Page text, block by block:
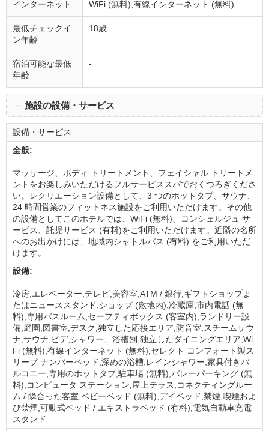
インターネット WiFi (無料),有線インターネット (無料)
最低チェックイ
ン年齢
18歳
宿泊可能な最低
年齢
-
－ 施設の設備・サービス
設備・サービス
全般:
マッサージ、ボディ トリートメント、フェイシャル トリートメ
ントをお楽しみいただけるフルサービススパでおくつろぎくださ
い。レクリエーション設備として、3 つのホットタブ、サウナ、
24 時間営業のフィットネス施設をご利用いただけます。その他
の設備としてこのホテルでは、WiFi (無料)、コンシェルジュ サ
ービス、託児サービス (有料)をご利用いただけます。近隣の名所
へのお出かけには、地域内シャトルバス (有料) をご利用いただ
けます。
設備:
冷房,エレベーター,テレビ,美容室,ATM / 銀行,ギフトショップま
たはニューススタンド,ショップ (敷地内),冷蔵庫,市内電話 (無
料),専用バスルーム,セーフティボックス (客室内),ランドリー設
備,庭園,図書室,デスク,独立した応接エリア,防音室,スチームサウ
ナ,サウナ,ビデ,シャワー、浴槽別,独立したダイニングエリア,Wi
Fi (無料),有線インターネット (無料),セレクト コンフォート製ス
リープ ナンバーベッド,深めの浴槽,レインシャワー,家具付きバ
ルコニー,専用のホットタブ,駐車場 (無料),バレーパーキング (無
料),コンピュータ ステーション,屋上テラス,コネクティングルー
ム / 隣合った客室,ベビーベッド (無料),デイベッド,禁煙,喫煙およ
び禁煙,可動式ベッド / エキストラベッド (有料),電気自動車充電
スタンド